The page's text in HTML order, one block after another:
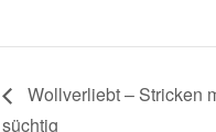
Wollverliebt – Stricken
süchtig